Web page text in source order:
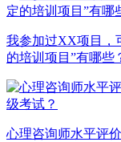
我参加过XX项目，
的培训项目”有哪些
心理咨询师水平评